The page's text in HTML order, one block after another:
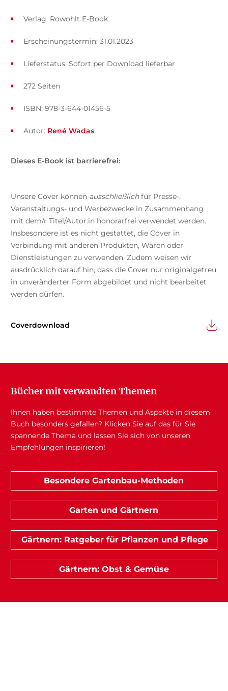
Verlag: Rowohlt E-Book
Erscheinungstermin: 31.01.2023
Lieferstatus: Sofort per Download lieferbar
ISBN: 978-3-644-01456-5
272 Seiten
Autor: René Wadas
Dieses E-Book ist barrierefrei:
Unsere Cover können ausschließlichfür Presse-,
Veranstaltungs- und Werbezwecke in Zusammenhang
mit dem/r Titel/Autor:in honorarfrei verwendet werden.
Insbesondere ist es nicht gestattet, die Cover in
Verbindung mit anderen Produkten, Waren oder
Dienstleistungen zu verwenden. Zudem weisen wir
ausdrücklich darauf hin, dass die Cover nur originalgetreu
in unveränderter Form abgebildet und nicht bearbeitet
werden dürfen.
Coverdownload
Bücher mit verwandten Themen
Ihnen haben bestimmte Themen und Aspekte in diesem
Buch besonders gefallen? Klicken Sie auf das für Sie
spannende Thema und lassen Sie sich von unseren
Empfehlungen inspirieren!
Besondere Gartenbau-Methoden
Garten und Gärtnern
Gärtnern: Ratgeber für Pflanzen und Pflege
Gärtnern: Obst & Gemüse